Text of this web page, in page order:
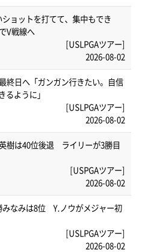
ョットを打てて、集中もでき
V戦線へ
[USLPGAツアー]
2026-08-02
終日へ「ガンガン行きたい。自信
ように」
[USLPGAツアー]
2026-08-02
樹は40位後退 ライリーが3勝目
[USPGAツアー]
2026-08-02
みなみは8位 Y.ノウがメジャー初
[USLPGAツアー]
2026-08-02